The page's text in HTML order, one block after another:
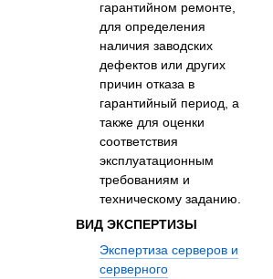
гарантийном ремонте,
для определения
наличия заводских
дефектов или других
причин отказа в
гарантийный период, а
также для оценки
соответствия
эксплуатационным
требованиям и
техническому заданию.
ВИД ЭКСПЕРТИЗЫ
Экспертиза серверов и
серверного